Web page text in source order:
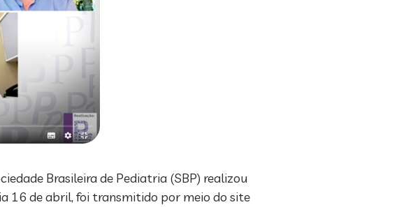
Brasileira de Pediatria (SBP) realizou
16 de abril, foi transmitido por meio do site